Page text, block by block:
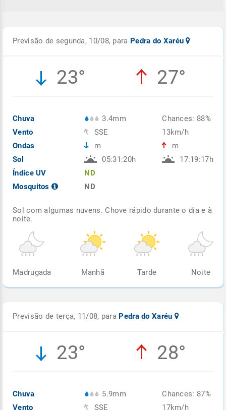
Previsão de segunda, 10/08, para Pedra do Xaréu
23° 27°
Chuva
Vento
Ondas
Sol
Índice UV
Mosquitos
3.4mm
SSE
m
05:31:20h
ND
ND
Chances: 88%
13km/h
m
17:19:17h
Sol com algumas nuvens. Chove rápido durante o dia e à
noite.
Madrugada Manhã Tarde Noite
Previsão de terça, 11/08, para Pedra do Xaréu
23° 28°
Chuva
Vento
5.9mm
SSE
Chances: 87%
17km/h